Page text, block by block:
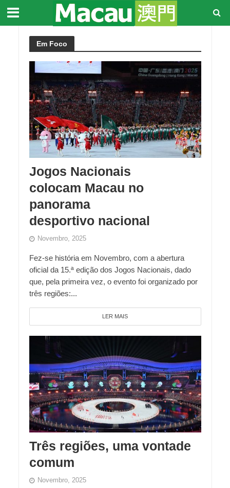
Em Foco
Jogos Nacionais
colocam Macau no
panorama
desportivo nacional
Novembro, 2025
Fez-se história em Novembro, com a abertura
oficial da 15.ª edição dos Jogos Nacionais, dado
que, pela primeira vez, o evento foi organizado por
três regiões:...
LER MAIS
Três regiões, uma vontade
comum
Novembro, 2025